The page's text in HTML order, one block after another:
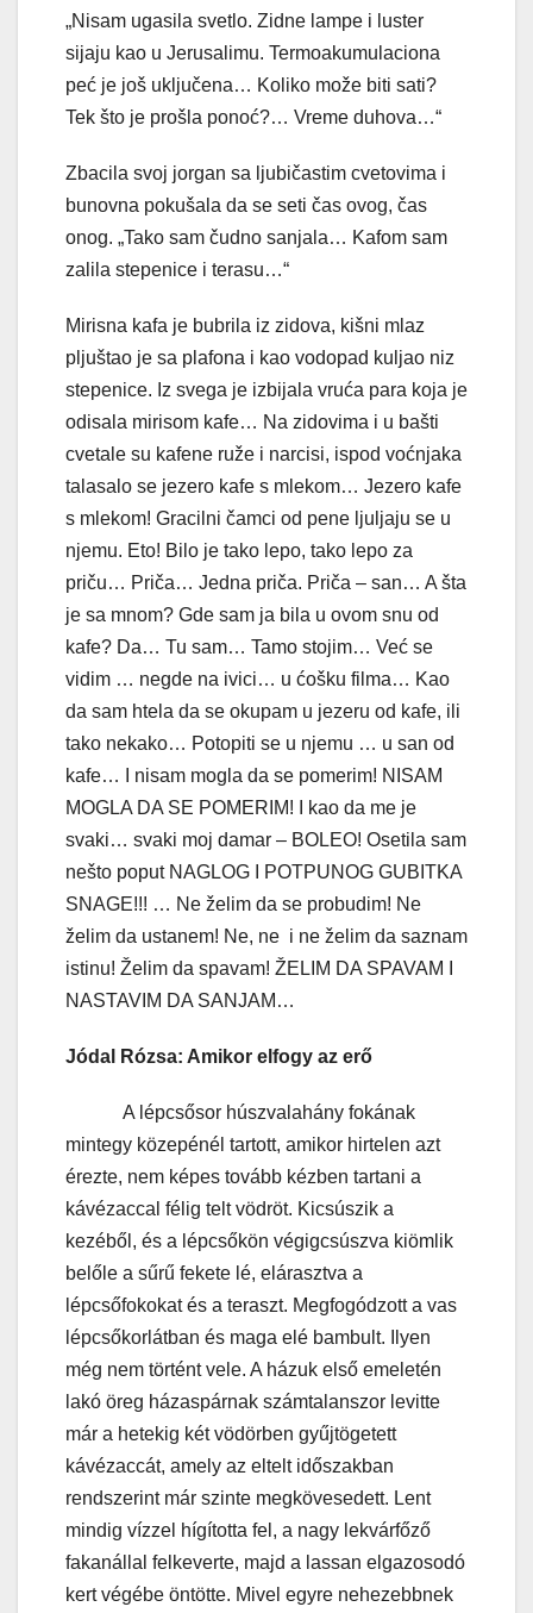
„Nisam ugasila svetlo. Zidne lampe i luster
sijaju kao u Jerusalimu. Termoakumulaciona
peć je još uključena… Koliko može biti sati?
Tek što je prošla ponoć?… Vreme duhova…“
Zbacila svoj jorgan sa ljubičastim cvetovima i
bunovna pokušala da se seti čas ovog, čas
onog. „Tako sam čudno sanjala… Kafom sam
zalila stepenice i terasu…“
Mirisna kafa je bubrila iz zidova, kišni mlaz
pljuštao je sa plafona i kao vodopad kuljao niz
stepenice. Iz svega je izbijala vruća para koja je
odisala mirisom kafe… Na zidovima i u bašti
cvetale su kafene ruže i narcisi, ispod voćnjaka
talasalo se jezero kafe s mlekom… Jezero kafe
s mlekom! Gracilni čamci od pene ljuljaju se u
njemu. Eto! Bilo je tako lepo, tako lepo za
priču… Priča… Jedna priča. Priča – san… A šta
je sa mnom? Gde sam ja bila u ovom snu od
kafe? Da… Tu sam… Tamo stojim… Već se
vidim … negde na ivici… u ćošku filma… Kao
da sam htela da se okupam u jezeru od kafe, ili
tako nekako… Potopiti se u njemu … u san od
kafe… I nisam mogla da se pomerim! NISAM
MOGLA DA SE POMERIM! I kao da me je
svaki… svaki moj damar – BOLEO! Osetila sam
nešto poput NAGLOG I POTPUNOG GUBITKA
SNAGE!!! … Ne želim da se probudim! Ne
želim da ustanem! Ne, ne i ne želim da saznam
istinu! Želim da spavam! ŽELIM DA SPAVAM I
NASTAVIM DA SANJAM…
Jódal Rózsa: Amikor elfogy az erő
A lépcsősor húszvalahány fokának
mintegy közepénél tartott, amikor hirtelen azt
érezte, nem képes tovább kézben tartani a
kávézaccal félig telt vödröt. Kicsúszik a
kezéből, és a lépcsőkön végigcsúszva kiömlik
belőle a sűrű fekete lé, elárasztva a
lépcsőfokokat és a teraszt. Megfogódzott a vas
lépcsőkorlátban és maga elé bambult. Ilyen
még nem történt vele. A házuk első emeletén
lakó öreg házaspárnak számtalanszor levitte
már a hetekig két vödörben gyűjtögetett
kávézaccát, amely az eltelt időszakban
rendszerint már szinte megkövesedett. Lent
mindig vízzel hígította fel, a nagy lekvárfőző
fakanállal felkeverte, majd a lassan elgazosodó
kert végébe öntötte. Mivel egyre nehezebbnek